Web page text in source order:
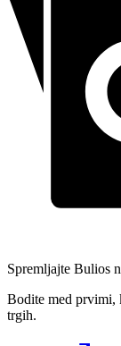
Spremljajte Bulios
Bodite med prvimi,
trgih.